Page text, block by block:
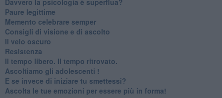
Paure legittime
​Memento celebrare semper
​Consigli di visione e di ascolto
​Il velo oscuro
Resistenza
​Il tempo libero. Il tempo ritrovato.
Ascoltiamo gli adolescenti !
​E se invece di iniziare tu smettessi?
​Ascolta le tue emozioni per essere più in forma!